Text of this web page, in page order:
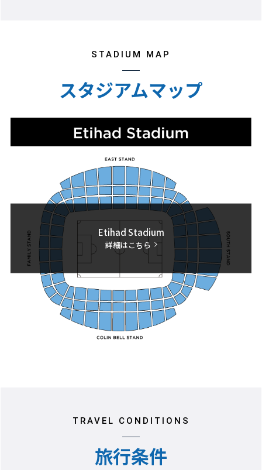
STADIUM MAP
スタジアムマップ
Etihad Stadium
詳細はこちら
TRAVEL CONDITIONS
旅行条件